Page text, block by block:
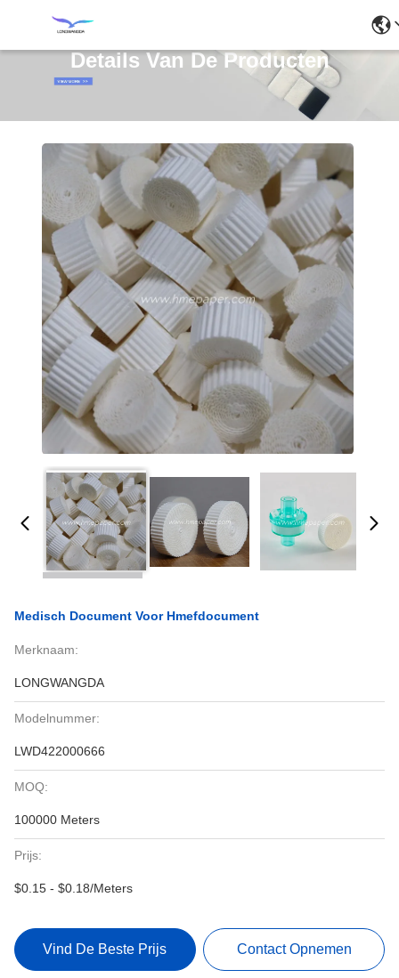
Details Van De Producten
Medisch Document Voor Hmefdocument
Merknaam:
LONGWANGDA
Modelnummer:
LWD422000666
MOQ:
100000 Meters
Prijs:
$0.15 - $0.18/Meters
Vind De Beste Prijs Contact Opnemen